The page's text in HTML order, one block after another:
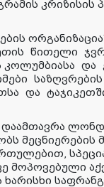
კრიზისის
წითელი
და
საზღვრების
და
დაამთავრა
მეცნიერების
მოპოვებული
ხარისხი